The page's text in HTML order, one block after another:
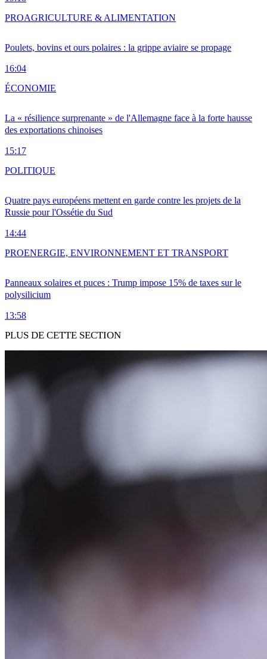
Poulets, bovins et ours polaires : la grippe aviaire se propage
16:04
PROAGRICULTURE & ALIMENTATION
La « résilience surprenante » de l'Allemagne face à la forte hausse
des exportations chinoises
15:17
ÉCONOMIE
Quatre pays européens mettent en garde contre les projets de la
Russie pour l'Ossétie du Sud
14:44
POLITIQUE
Panneaux solaires et puces : Trump impose 15% de taxes sur le
polysilicium
13:58
PROENERGIE, ENVIRONNEMENT ET TRANSPORT
PLUS DE CETTE SECTION